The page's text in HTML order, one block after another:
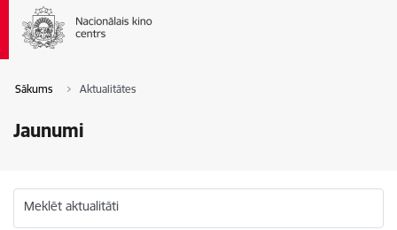
Sākums Aktualitātes
Jaunumi
Meklēt aktualitāti